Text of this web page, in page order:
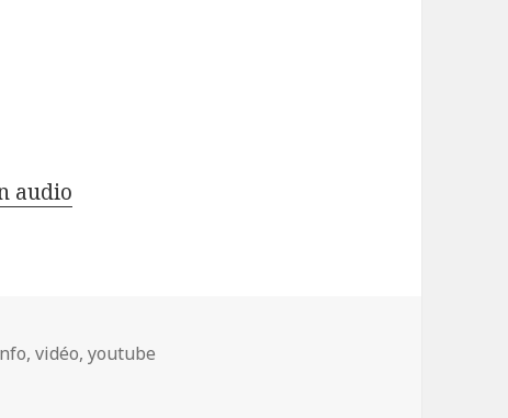
audio
,vidéo,youtube